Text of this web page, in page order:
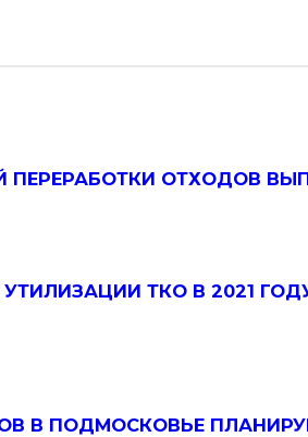
ПЕРЕРАБОТКИ ОТХОДОВ
ТКО В 2021
В ПОДМОСКОВЬЕ